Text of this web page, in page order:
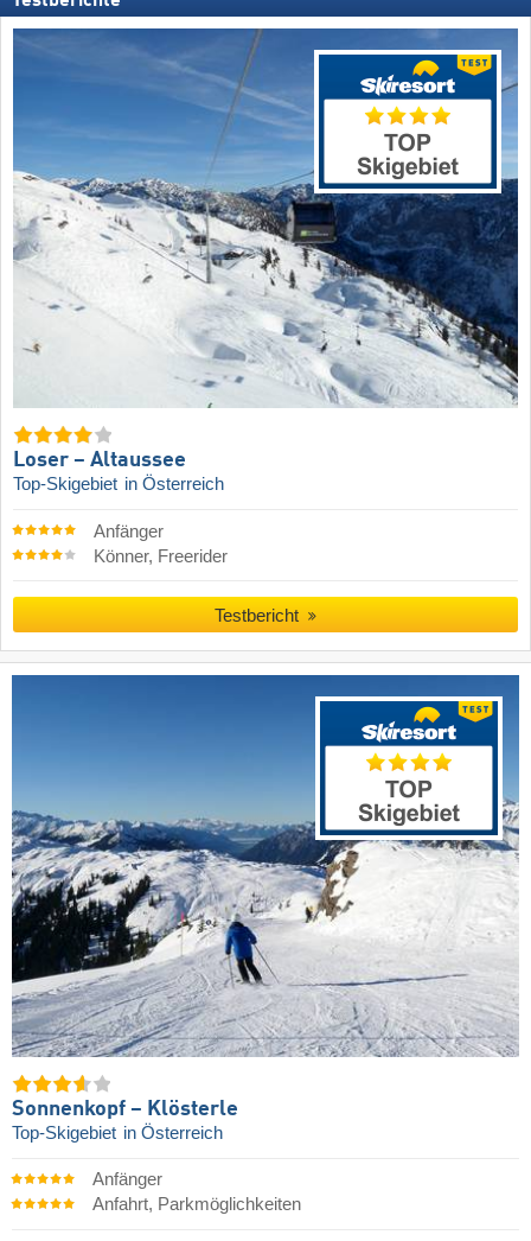
Loser – Altaussee
Top-Skigebiet in Österreich
Anfänger
Könner, Freerider
Testbericht
Sonnenkopf – Klösterle
Top-Skigebiet in Österreich
Anfänger
Anfahrt, Parkmöglichkeiten